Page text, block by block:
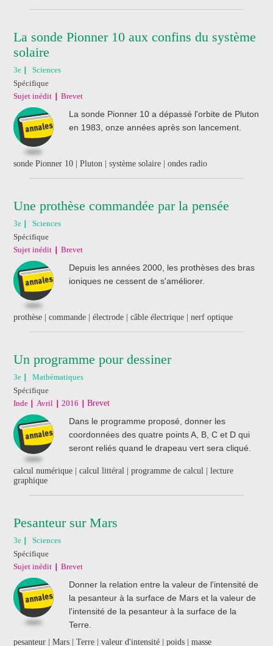
La sonde Pionner 10 aux confins du système
solaire
3e
Sciences
Spécifique
Sujet inédit
Brevet
La sonde Pionner 10 a dépassé l'orbite de Pluton
en 1983, onze années après son lancement.
sonde Pionner 10 | Pluton | système solaire | ondes radio
Une prothèse commandée par la pensée
3e
Sciences
Spécifique
Sujet inédit
Brevet
Depuis les années 2000, les prothèses des bras
ioniques ne cessent de s'améliorer.
prothèse | commande | électrode | câble électrique | nerf optique
Un programme pour dessiner
3e
Mathématiques
Spécifique
Inde
Avril 2016 Brevet
Dans le programme proposé, donner les
coordonnées des quatre points A, B, C et D qui
seront reliés quand le drapeau vert sera cliqué.
calcul numérique | calcul littéral | programme de calcul | lecture
graphique
Pesanteur sur Mars
3e
Sciences
Spécifique
Sujet inédit
Brevet
Donner la relation entre la valeur de l'intensité de
la pesanteur à la surface de Mars et la valeur de
l'intensité de la pesanteur à la surface de la
Terre.
pesanteur | Mars | Terre | valeur d'intensité | poids | masse